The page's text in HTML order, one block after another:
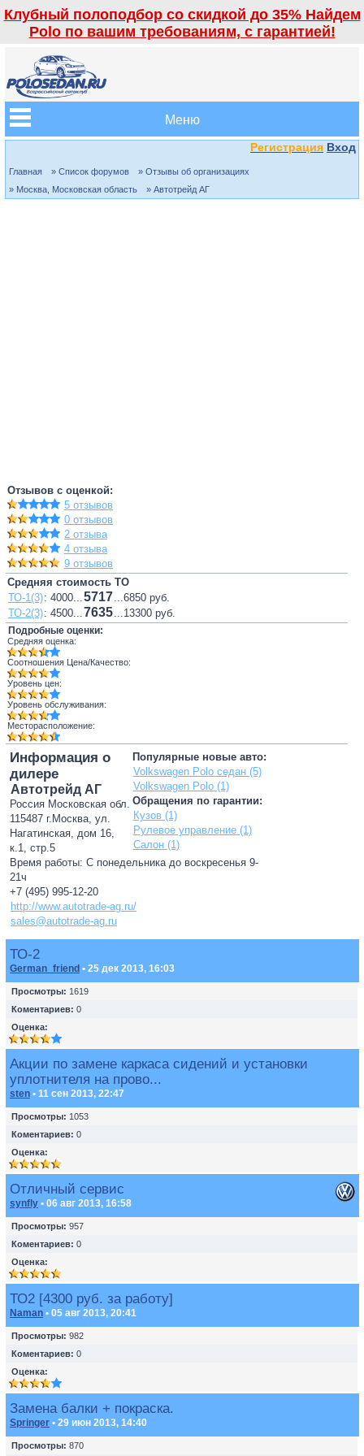
Клубный полоподбор со скидкой до 35% Найдем
Polo по вашим требованиям, с гарантией!
Меню
Регистрация Вход
Главная » Список форумов
» Отзывы об организациях
» Москва, Московская область
» Автотрейд АГ
Отзывов с оценкой:
5 отзывов
0 отзывов
2 отзыва
4 отзыва
9 отзывов
Средняя стоимость ТО
ТО-1(3): 4000...5717...6850 руб.
ТО-2(3): 4500...7635...13300 руб.
Подробные оценки:
Средняя оценка:
Соотношения Цена/Качество:
Уровень цен:
Уровень обслуживания:
Месторасположение:
Популярные новые авто:
Volkswagen Polo седан (5)
Volkswagen Polo (1)
Обращения по гарантии:
Кузов (1)
Рулевое управление (1)
Салон (1)
Информация о
дилере
Автотрейд АГ
Россия Московская обл.
115487 г.Москва, ул.
Нагатинская, дом 16,
к.1, стр.5
Время работы: С понедельника до воскресенья 9-
21ч
+7 (495) 995-12-20
http://www.autotrade-ag.ru/
sales@autotrade-ag.ru
ТО-2
German_friend • 25 дек 2013, 16:03
Просмотры: 1619
Коментариев: 0
Оценка:
Акции по замене каркаса сидений и установки
уплотнителя на прово...
sten • 11 сен 2013, 22:47
Просмотры: 1053
Коментариев: 0
Оценка:
Отличный сервис
synfly • 06 авг 2013, 16:58
Просмотры: 957
Коментариев: 0
Оценка:
ТО2 [4300 руб. за работу]
Naman • 05 авг 2013, 20:41
Просмотры: 982
Коментариев: 0
Оценка:
Замена балки + покраска.
Springer • 29 июн 2013, 14:40
Просмотры: 870